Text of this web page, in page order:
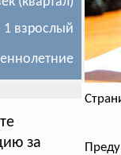
1 взрослый
за